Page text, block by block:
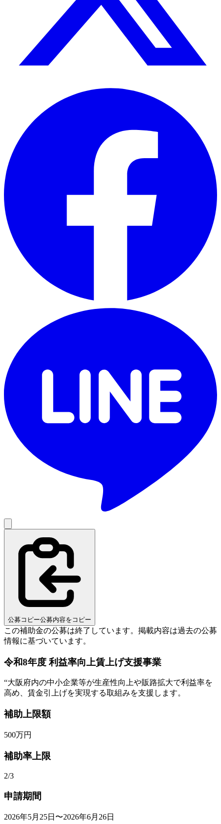
公募コピー公募内容をコピー
この補助金の公募は終了しています。 掲載内容は過去の公募
情報に基づいています。
令和8年度 利益率向上賃上げ支援事業
“大阪府内の中小企業等が生産性向上や販路拡大で利益率を
高め、賃金引上げを実現する取組みを支援します。
補助上限額
500万円
補助率上限
2/3
申請期間
2026年5月25日〜2026年6月26日